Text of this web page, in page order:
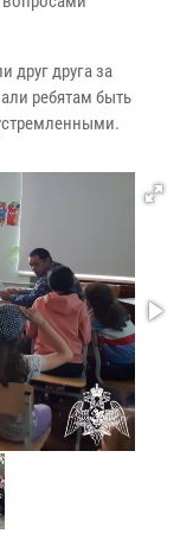
друг друга за
ребятам быть